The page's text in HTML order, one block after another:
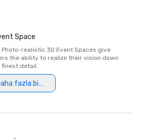
Space
Photo-realistic 3D Event Spaces give
the ability to realize their vision down
finest detail.
fazla bilgi